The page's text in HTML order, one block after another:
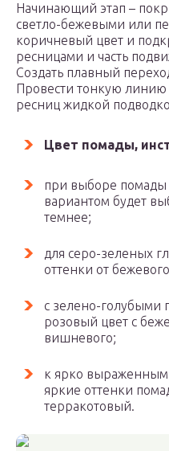
Начинающий этап –
светло-бежевыми или
коричневый цвет и
ресницами и часть
Создать плавный
Провести тонкую линию
ресниц жидкой
Цвет помады,
при выборе
вариантом будет
темнее;
для серо-зеленых
оттенки от
с зелено-голубыми
розовый цвет с
вишневого;
к ярко выраженным
яркие оттенки
терракотовый.